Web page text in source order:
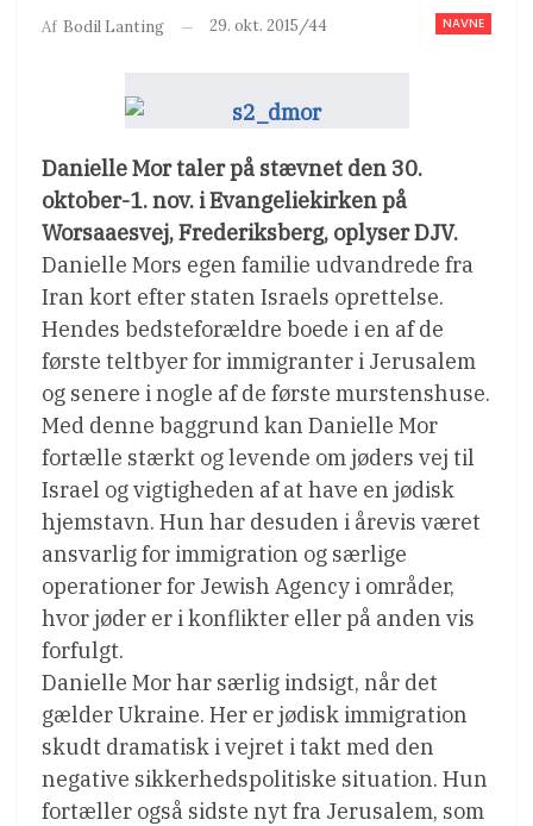
NAVNE
Af Bodil Lanting 29. okt. 2015/44
Danielle Mor taler på stævnet den 30.
oktober-1. nov. i Evangeliekirken på
Worsaaesvej, Frederiksberg, oplyser DJV.
Danielle Mors egen familie udvandrede fra
Iran kort efter staten Israels oprettelse.
Hendes bedsteforældre boede i en af de
første teltbyer for immigranter i Jerusalem
og senere i nogle af de første murstenshuse.
Med denne baggrund kan Danielle Mor
fortælle stærkt og levende om jøders vej til
Israel og vigtigheden af at have en jødisk
hjemstavn. Hun har desuden i årevis været
ansvarlig for immigration og særlige
operationer for Jewish Agency i områder,
hvor jøder er i konflikter eller på anden vis
forfulgt.
Danielle Mor har særlig indsigt, når det
gælder Ukraine. Her er jødisk immigration
skudt dramatisk i vejret i takt med den
negative sikkerhedspolitiske situation. Hun
fortæller også sidste nyt fra Jerusalem, som